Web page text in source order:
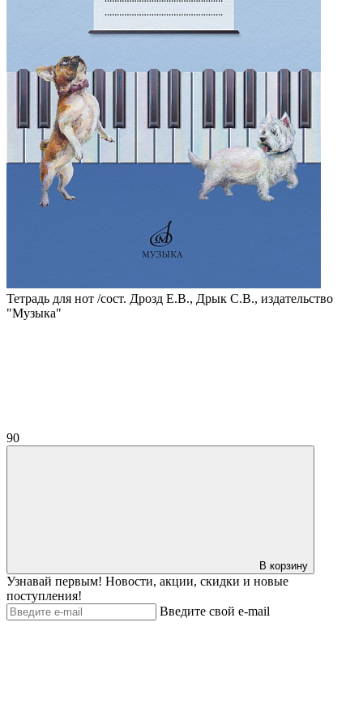
Тетрадь для нот /сост. Дрозд Е.В., Дрык С.В., издательство
"Музыка"
90
В корзину
Узнавай первым! Новости, акции, скидки и новые
поступления!
Введите свой e-mail